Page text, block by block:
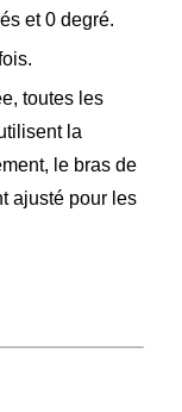
et 0 degré.
toutes les
la
le bras de
ajusté pour les